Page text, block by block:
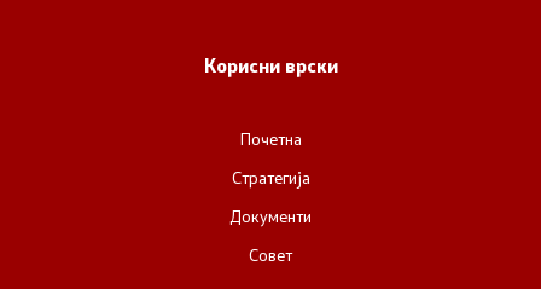
Корисни врски
Почетна
Стратегија
Документи
Совет